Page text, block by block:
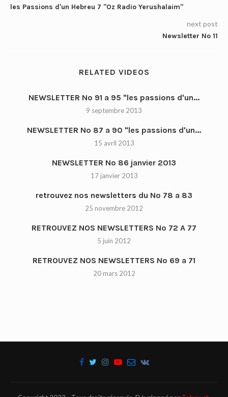
les Passions d'un Hebreu 7 "Oz Radio Yerushalaim"
next post
Newsletter No 11
RELATED VIDEOS
NEWSLETTER No 91 a 95 "les passions d'un...
9 septembre 2013
NEWSLETTER No 87 a 90 "les passions d'un...
15 avril 2013
NEWSLETTER No 86 janvier 2013
17 janvier 2013
retrouvez nos newsletters du No 78 a 83
25 novembre 2012
RETROUVEZ NOS NEWSLETTERS No 72 A 77
5 juin 2012
RETROUVEZ NOS NEWSLETTERS No 69 a 71
20 mars 2012